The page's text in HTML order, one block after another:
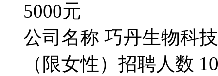
5000元
公司名称 巧丹生物科
（限女性）招聘人数